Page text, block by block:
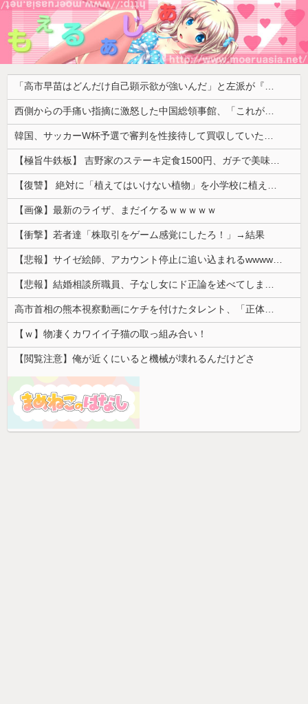
「高市早苗はどんだけ自己顕示欲が強いんだ」と左派が『高木美帆氏に送られた包丁セット』に激怒、「こんな首相は見たことがない」と言い張るも……
西側からの手痛い指摘に激怒した中国総領事館、「これが米国人Youtuberが紹介する本当の中国だ」と動画を公開するも……
韓国、サッカーW杯予選で審判を性接待して買収していたことが判明！ 何と日本も巻き込まれることに
【極旨牛鉄板】 吉野家のステーキ定食1500円、ガチで美味そうｗｗｗ
【復讐】 絶対に「植えてはいけない植物」を小学校に植えた→20年経って見に行くと…「！？」衝撃の光景が・・・
【画像】最新のライザ、まだイケるｗｗｗｗｗ
【衝撃】若者達「株取引をゲーム感覚にしたろ！」→結果
【悲報】サイゼ絵師、アカウント停止に追い込まれるwwwwwww
【悲報】結婚相談所職員、子なし女にド正論を述べてしまうｗｗｗｗ
高市首相の熊本視察動画にケチを付けたタレント、「正体バレバレよな」と黒電話の呼び方であっさりと……
【ｗ】物凄くカワイイ子猫の取っ組み合い！
【閲覧注意】俺が近くにいると機械が壊れるんだけどさ